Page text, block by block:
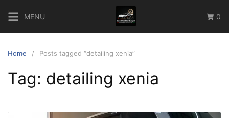
content
MENU 0
Home Posts tagged “detailing xenia”
Tag: detailing xenia